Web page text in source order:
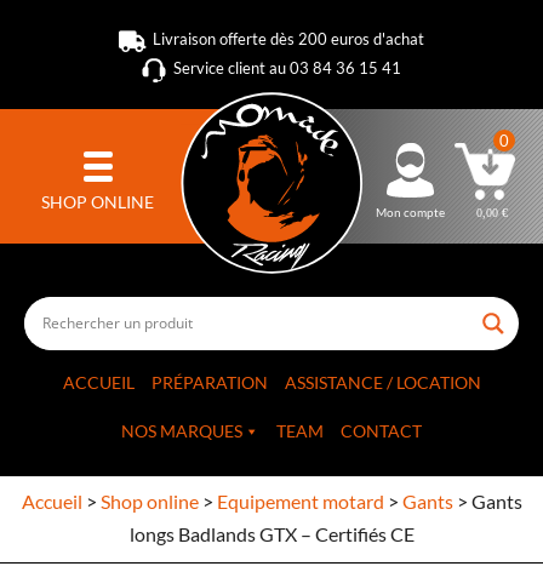
Livraison offerte dès 200 euros d'achat
Service client au 03 84 36 15 41
SHOP ONLINE Mon compte
0
0,00€
ACCUEIL PRÉPARATION ASSISTANCE / LOCATION
NOS MARQUES TEAM CONTACT
Accueil > Shop online> Equipement motard > Gants> Gants
longs Badlands GTX – Certifiés CE